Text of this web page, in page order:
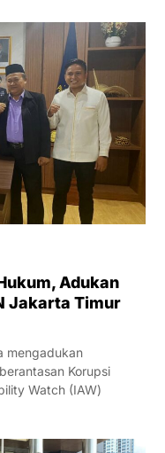
Adukan
Jakarta Timur
mengadukan
Korupsi
Watch (IAW)